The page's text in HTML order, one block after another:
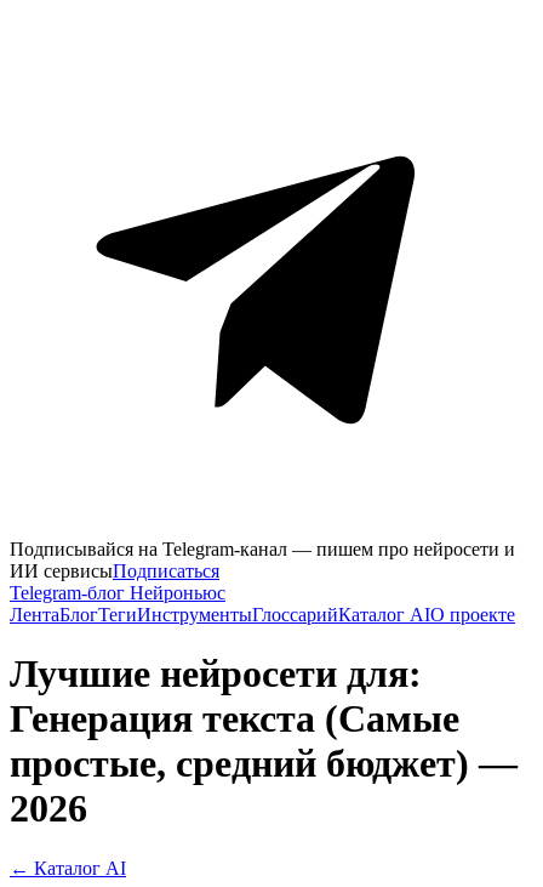
Подписывайся на Telegram-канал — пишем про нейросети и
ИИ сервисыПодписаться
Telegram-блог Нейроньюс
ЛентаБлогТегиИнструментыГлоссарийКаталог AIО проекте
Лучшие нейросети для:
Генерация текста (Самые
простые, средний бюджет) —
2026
← Каталог AI